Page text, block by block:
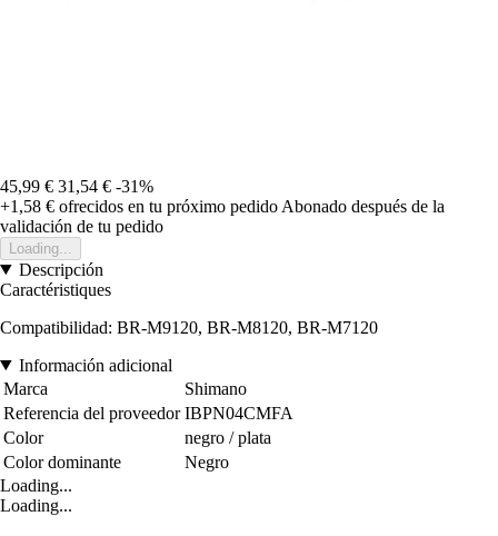
45,99 € 31,54 € -31%
+1,58 € ofrecidos en tu próximo pedido Abonado después de la
validación de tu pedido
Loading...
Descripción
Caractéristiques
Compatibilidad: BR-M9120, BR-M8120, BR-M7120
Información adicional
Marca
Shimano
Referencia del proveedor IBPN04CMFA
Color
negro / plata
Color dominante
Negro
Loading...
Loading...